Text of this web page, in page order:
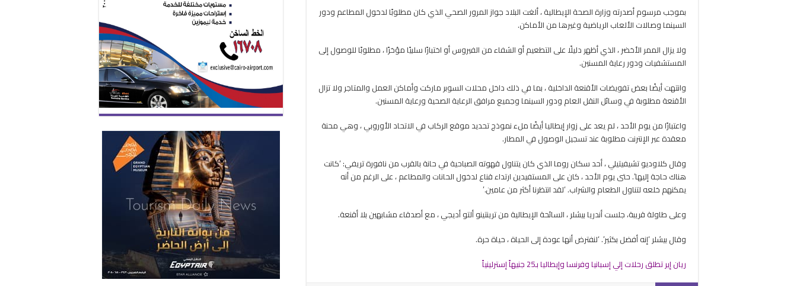
بموجب مرسوم أصدرته وزارة الصحة الإيطالية ، ألغت البلاد جواز المرور الصحي الذي كان مطلوبًا لدخول المطاعم ودور
السينما وصالات الألعاب الرياضية وغيرها من الأماكن.
ولا يزال الممر الأخضر ، الذي أظهر دليلًا على التطعيم أو الشفاء من الفيروس أو اختبارًا سلبيًا مؤخرًا ، مطلوبًا للوصول إلى
المستشفيات ودور رعاية المسنين.
وانتهت أيضًا بعض تفويضات الأقنعة الداخلية ، بما في ذلك داخل محلات السوبر ماركت وأماكن العمل والمتاجر ولا تزال
الأقنعة مطلوبة في وسائل النقل العام ودور السينما وجميع مرافق الرعاية الصحية ورعاية المسنين.
واعتبارًا من يوم الأحد ، لم يعد على زوار إيطاليا أيضًا ملء نموذج تحديد موقع الركاب في الاتحاد الأوروبي ، وهي محنة
معقدة عبر الإنترنت مطلوبة عند تسجيل الوصول في المطار.
وقال كلاوديو تشيفيتيلي ، أحد سكان روما الذي كان يتناول قهوته الصباحية في حانة بالقرب من نافورة تريفي: ‘كانت
هناك حاجة إليها’. حتى يوم الأحد ، كان على المستفيدين ارتداء قناع لدخول الحانات والمطاعم ، على الرغم من أنه
يمكنهم خلعه لتناول الطعام والشراب. ‘لقد انتظرنا أكثر من عامين.’
وعلى طاولة قريبة، جلست أندريا بيشلر ، السائحة الإيطالية من ترينتينو ألتو أديجي ، مع أصدقاء مشابهين بلا أقنعة.
وقال بيشلر ‘إنه أفضل بكثير’. ‘لنفترض أنها عودة إلى الحياة ، حياة حرة.
ريان إير تطلق رحلات إلي إسبانيا وفرنسا وإيطاليا بـ25 جنيهاً إسترلينياً